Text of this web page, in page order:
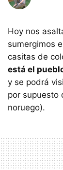
Hoy nos
sumergimos
casitas de
está el
y se podrá
por supuesto
noruego).